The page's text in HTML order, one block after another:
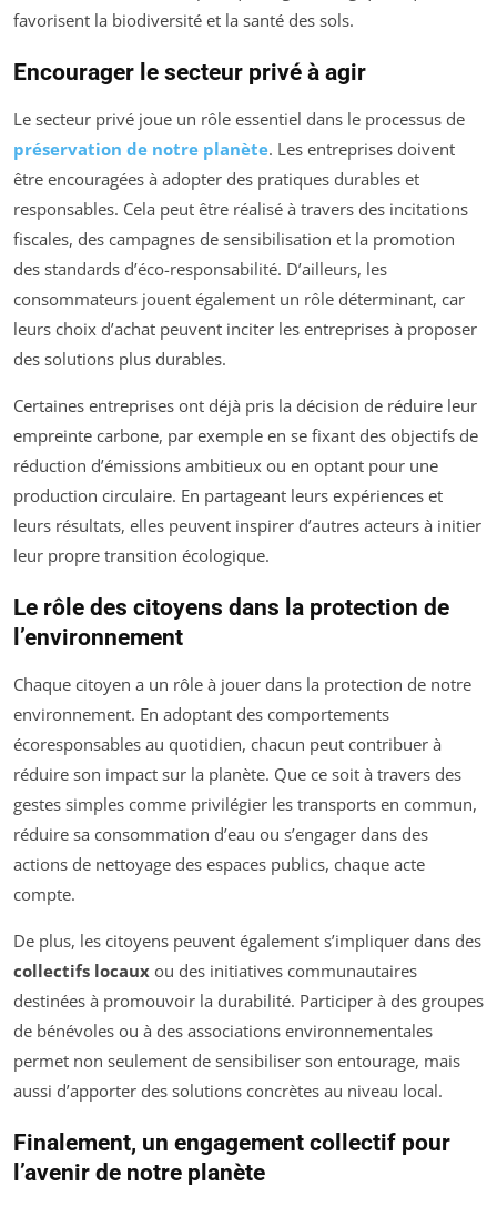
favorisent la biodiversité et la santé des sols.
Encourager le secteur privé à agir
Le secteur privé joue un rôle essentiel dans le processus de
préservation de notre planète. Les entreprises doivent
être encouragées à adopter des pratiques durables et
responsables. Cela peut être réalisé à travers des incitations
fiscales, des campagnes de sensibilisation et la promotion
des standards d’éco-responsabilité. D’ailleurs, les
consommateurs jouent également un rôle déterminant, car
leurs choix d’achat peuvent inciter les entreprises à proposer
des solutions plus durables.
Certaines entreprises ont déjà pris la décision de réduire leur
empreinte carbone, par exemple en se fixant des objectifs de
réduction d’émissions ambitieux ou en optant pour une
production circulaire. En partageant leurs expériences et
leurs résultats, elles peuvent inspirer d’autres acteurs à initier
leur propre transition écologique.
Le rôle des citoyens dans la protection de
l’environnement
Chaque citoyen a un rôle à jouer dans la protection de notre
environnement. En adoptant des comportements
écoresponsables au quotidien, chacun peut contribuer à
réduire son impact sur la planète. Que ce soit à travers des
gestes simples comme privilégier les transports en commun,
réduire sa consommation d’eau ou s’engager dans des
actions de nettoyage des espaces publics, chaque acte
compte.
De plus, les citoyens peuvent également s’impliquer dans des
collectifs locaux ou des initiatives communautaires
destinées à promouvoir la durabilité. Participer à des groupes
de bénévoles ou à des associations environnementales
permet non seulement de sensibiliser son entourage, mais
aussi d’apporter des solutions concrètes au niveau local.
Finalement, un engagement collectif pour
l’avenir de notre planète